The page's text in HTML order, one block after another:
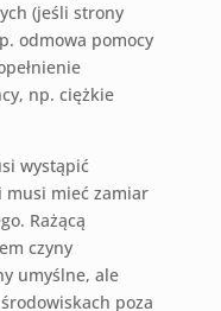
(jeśli strony
odmowa pomocy
np. ciężkie
wystąpić
musi mieć zamiar
Rażącą
czyny
umyślne, ale
poza